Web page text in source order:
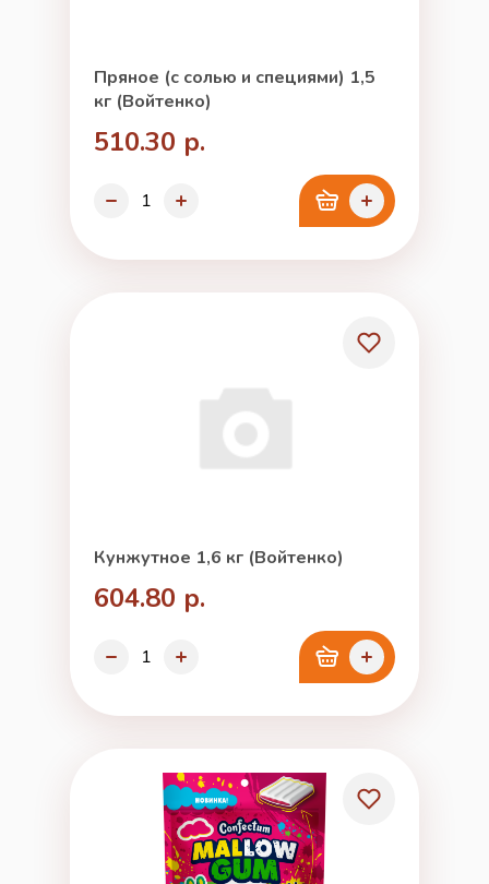
Пряное (с солью и специями) 1,5
кг (Войтенко)
510.30 р.
Кунжутное 1,6 кг (Войтенко)
604.80 р.